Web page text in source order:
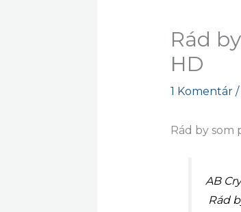
Rád
HD
1 Komentár /
Rád by som
AB
Rád